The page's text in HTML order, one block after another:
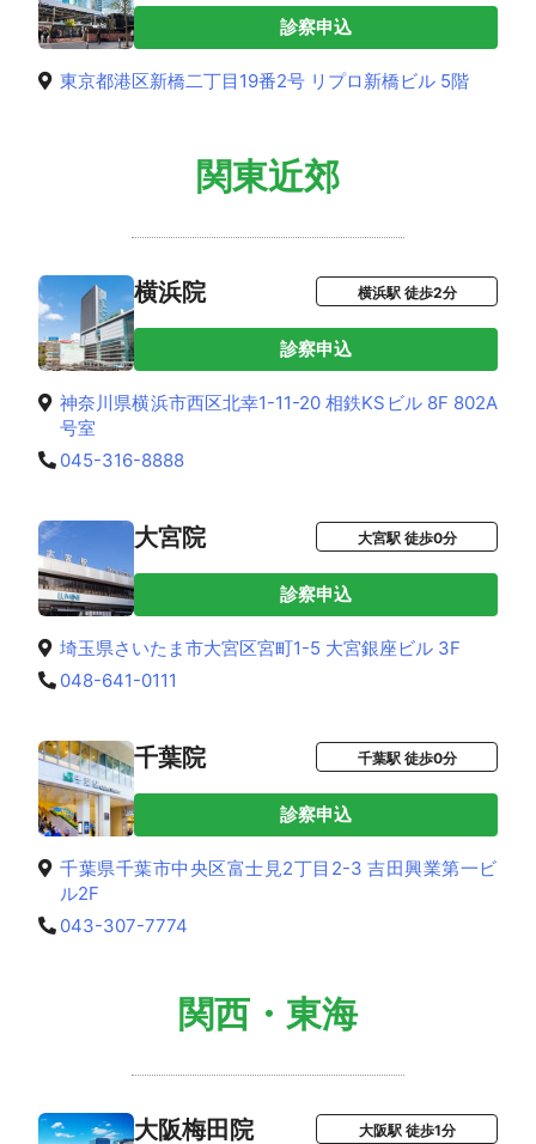
診察申込
東京都港区新橋二丁目19番2号 リプロ新橋ビル 5階
関東近郊
横浜院 横浜駅 徒歩2分
診察申込
神奈川県横浜市西区北幸1-11-20 相鉄KSビル 8F 802A
号室
045-316-8888
大宮院 大宮駅 徒歩0分
診察申込
埼玉県さいたま市大宮区宮町1-5 大宮銀座ビル 3F
048-641-0111
千葉院 千葉駅 徒歩0分
診察申込
千葉県千葉市中央区富士見2丁目2-3 吉田興業第一ビ
ル2F
043-307-7774
関西・東海
大阪梅田院 大阪駅 徒歩1分